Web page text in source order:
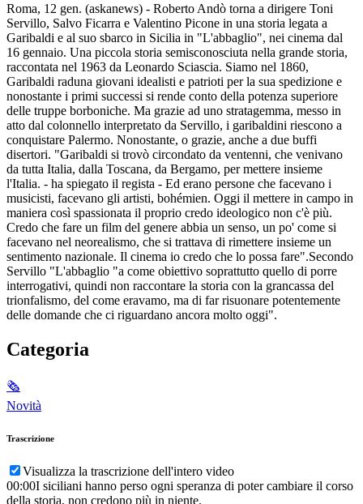
Roma, 12 gen. (askanews) - Roberto Andò torna a dirigere Toni
Servillo, Salvo Ficarra e Valentino Picone in una storia legata a
Garibaldi e al suo sbarco in Sicilia in "L'abbaglio", nei cinema dal
16 gennaio. Una piccola storia semisconosciuta nella grande storia,
raccontata nel 1963 da Leonardo Sciascia. Siamo nel 1860,
Garibaldi raduna giovani idealisti e patrioti per la sua spedizione e
nonostante i primi successi si rende conto della potenza superiore
delle truppe borboniche. Ma grazie ad uno stratagemma, messo in
atto dal colonnello interpretato da Servillo, i garibaldini riescono a
conquistare Palermo. Nonostante, o grazie, anche a due buffi
disertori. "Garibaldi si trovò circondato da ventenni, che venivano
da tutta Italia, dalla Toscana, da Bergamo, per mettere insieme
l'Italia. - ha spiegato il regista - Ed erano persone che facevano i
musicisti, facevano gli artisti, bohémien. Oggi il mettere in campo in
maniera così spassionata il proprio credo ideologico non c'è più.
Credo che fare un film del genere abbia un senso, un po' come si
facevano nel neorealismo, che si trattava di rimettere insieme un
sentimento nazionale. Il cinema io credo che lo possa fare".Secondo
Servillo "L'abbaglio "a come obiettivo soprattutto quello di porre
interrogativi, quindi non raccontare la storia con la grancassa del
trionfalismo, del come eravamo, ma di far risuonare potentemente
delle domande che ci riguardano ancora molto oggi".
Categoria
🗞
Novità
Trascrizione
Visualizza la trascrizione dell'intero video
00:00I siciliani hanno perso ogni speranza di poter cambiare il corso
della storia, non credono più in niente.